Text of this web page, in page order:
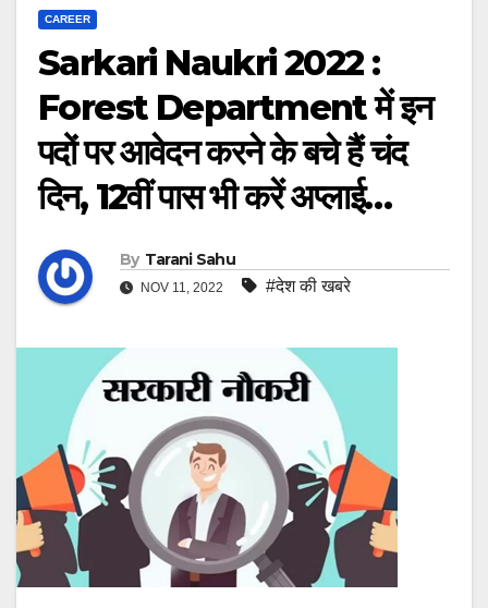
CAREER
Sarkari Naukri 2022 :
Forest Department में इन
पदों पर आवेदन करने के बचे हैं चंद
दिन, 12वीं पास भी करें अप्लाई…
By Tarani Sahu
NOV 11, 2022 #देश की खबरे